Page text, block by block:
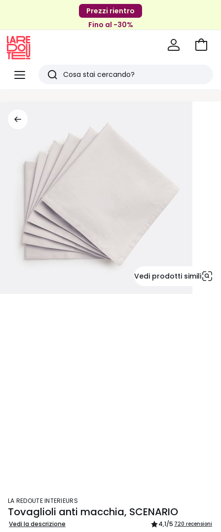
Prezzi rientro
Fino al -30%
Menu
Redoute
Ricerca
Vai
Vedi prodotti simili
LA REDOUTE INTERIEURS
Tovaglioli anti macchia, SCENARIO
Vedi la descrizione 4,1/5 720 recensioni